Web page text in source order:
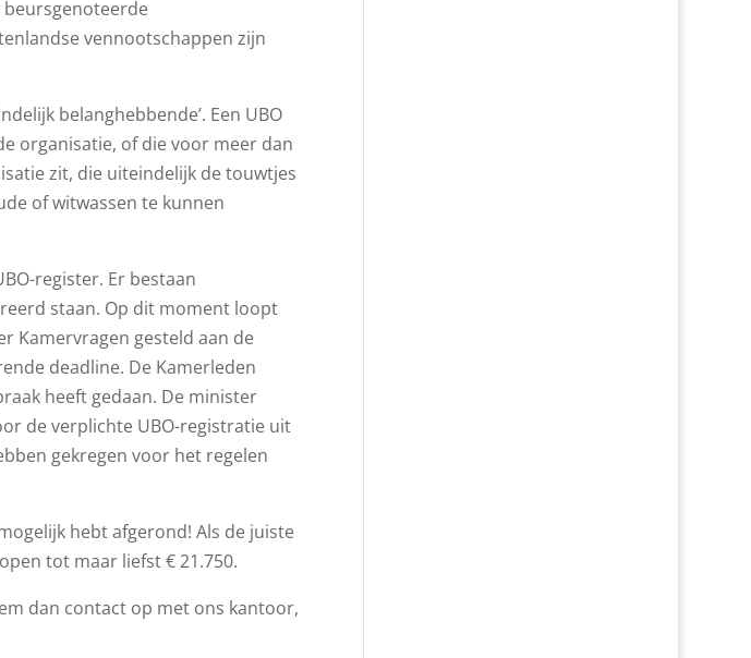
beursgenoteerde
vennootschappen zijn
belanghebbende’. Een UBO
organisatie, of die voor meer dan
zit, die uiteindelijk de touwtjes
of witwassen te kunnen
register. Er bestaan
staan. Op dit moment loopt
Kamervragen gesteld aan de
deadline. De Kamerleden
heeft gedaan. De minister
de verplichte UBO-registratie uit
gekregen voor het regelen
hebt afgerond! Als de juiste
tot maar liefst € 21.750.
dan contact op met ons kantoor,